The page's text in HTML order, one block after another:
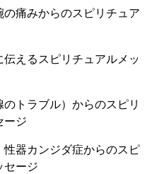
の痛みからのスピリチュア
伝えるスピリチュアルメッ
のトラブル）からのスピリ
ージ
性器カンジダ症からのスピ
セージ